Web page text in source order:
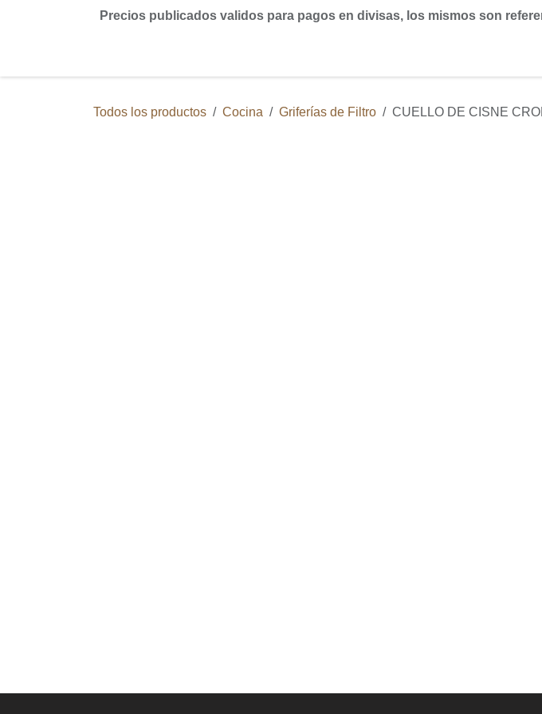
Precios publicados validos para pagos en divisas, los mismos son
Todos los productos Cocina Griferías de Filtro CUELLO DE CISNE